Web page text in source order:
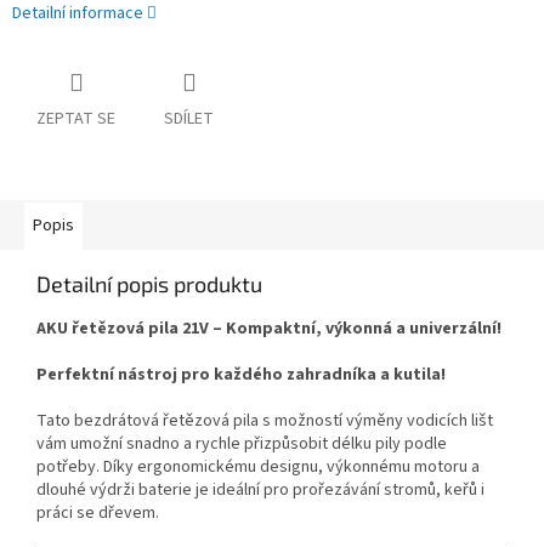
Detailní informace
ZEPTAT SE SDÍLET
Popis
Detailní popis produktu
AKU řetězová pila 21V – Kompaktní, výkonná a univerzální!
Perfektní nástroj pro každého zahradníka a kutila!
Tato bezdrátová řetězová pila s možností výměny vodicích lišt
vám umožní snadno a rychle přizpůsobit délku pily podle
potřeby. Díky ergonomickému designu, výkonnému motoru a
dlouhé výdrži baterie je ideální pro prořezávání stromů, keřů i
práci se dřevem.